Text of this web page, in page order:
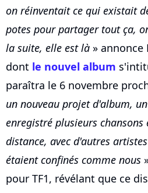
on réinventait ce qui existait
potes pour partager tout ça,
la suite, elle est là » annonce
dont le nouvel album
paraîtra le 6 novembre
un nouveau projet d'album,
enregistré plusieurs chansons
distance, avec d'autres
étaient confinés comme nous
pour TF1, révélant que ce